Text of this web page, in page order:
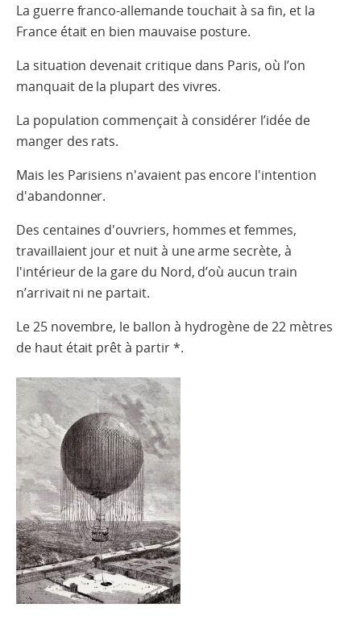
La guerre franco-allemande touchait à sa fin, et la
France était en bien mauvaise posture.
La situation devenait critique dans Paris, où l’on
manquait de la plupart des vivres.
La population commençait à considérer l’idée de
manger des rats.
Mais les Parisiens n'avaient pas encore l'intention
d'abandonner.
Des centaines d'ouvriers, hommes et femmes,
travaillaient jour et nuit à une arme secrète, à
l'intérieur de la gare du Nord, d’où aucun train
n’arrivait ni ne partait.
Le 25 novembre, le ballon à hydrogène de 22 mètres
de haut était prêt à partir *.